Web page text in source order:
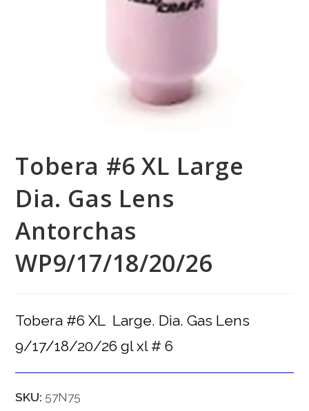
Tobera #6 XL Large
Dia. Gas Lens
Antorchas
WP9/17/18/20/26
Tobera #6 XL Large. Dia. Gas Lens
9/17/18/20/26 gl xl # 6
SKU: 57N75